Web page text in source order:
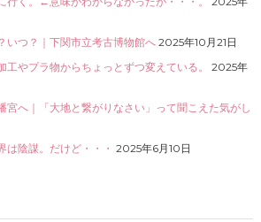
いつ？｜下関市立考古博物館へ 2025年10月21日
工やプラ物からちょっとずつ変えている。
2025年
宮へ｜「大地と繋がりなさい」って聞こえた気がし
は陰謀。だけど・・・ 2025年6月10日